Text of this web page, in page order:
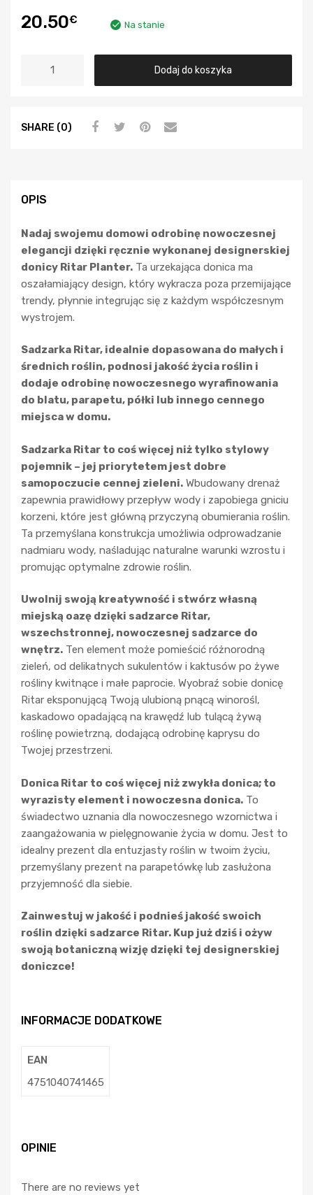
20.50€ Na stanie
Dodaj do koszyka
SHARE (0)
OPIS
Nadaj swojemu domowi odrobinę nowoczesnej
elegancji dzięki ręcznie wykonanej designerskiej
donicy Ritar Planter. Ta urzekająca donica ma
oszałamiający design, który wykracza poza przemijające
trendy, płynnie integrując się z każdym współczesnym
wystrojem.
Sadzarka Ritar, idealnie dopasowana do małych i
średnich roślin, podnosi jakość życia roślin i
dodaje odrobinę nowoczesnego wyrafinowania
do blatu, parapetu, półki lub innego cennego
miejsca w domu.
Sadzarka Ritar to coś więcej niż tylko stylowy
pojemnik – jej priorytetem jest dobre
samopoczucie cennej zieleni. Wbudowany drenaż
zapewnia prawidłowy przepływ wody i zapobiega gniciu
korzeni, które jest główną przyczyną obumierania roślin.
Ta przemyślana konstrukcja umożliwia odprowadzanie
nadmiaru wody, naśladując naturalne warunki wzrostu i
promując optymalne zdrowie roślin.
Uwolnij swoją kreatywność i stwórz własną
miejską oazę dzięki sadzarce Ritar,
wszechstronnej, nowoczesnej sadzarce do
wnętrz. Ten element może pomieścić różnorodną
zieleń, od delikatnych sukulentów i kaktusów po żywe
rośliny kwitnące i małe paprocie. Wyobraź sobie donicę
Ritar eksponującą Twoją ulubioną pnącą winorośl,
kaskadowo opadającą na krawędź lub tulącą żywą
roślinę powietrzną, dodającą odrobinę kaprysu do
Twojej przestrzeni.
Donica Ritar to coś więcej niż zwykła donica; to
wyrazisty element i nowoczesna donica. To
świadectwo uznania dla nowoczesnego wzornictwa i
zaangażowania w pielęgnowanie życia w domu. Jest to
idealny prezent dla entuzjasty roślin w twoim życiu,
przemyślany prezent na parapetówkę lub zasłużona
przyjemność dla siebie.
Zainwestuj w jakość i podnieś jakość swoich
roślin dzięki sadzarce Ritar. Kup już dziś i ożyw
swoją botaniczną wizję dzięki tej designerskiej
doniczce!
INFORMACJE DODATKOWE
EAN
4751040741465
OPINIE
There are no reviews yet